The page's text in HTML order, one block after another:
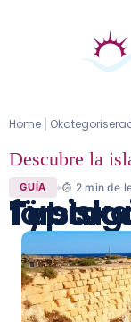
Home
Descubre la
GUÍA 2 min de
Typiska misstag för förstagångsbesökare i